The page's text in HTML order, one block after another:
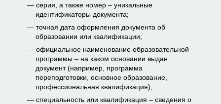
серия, а также номер – уникальные
идентификаторы документа;
точная дата оформления документа об
образовании или квалификации;
официальное наименование образовательной
программы – на каком основании выдан
документ (например, программа
переподготовки, основное образование,
профессиональная квалификация);
специальность или квалификация – сведения о